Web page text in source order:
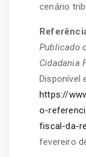
cenário
Publicado
Cidadania
Disponível
https://
o-
fiscal-da-
fevereiro